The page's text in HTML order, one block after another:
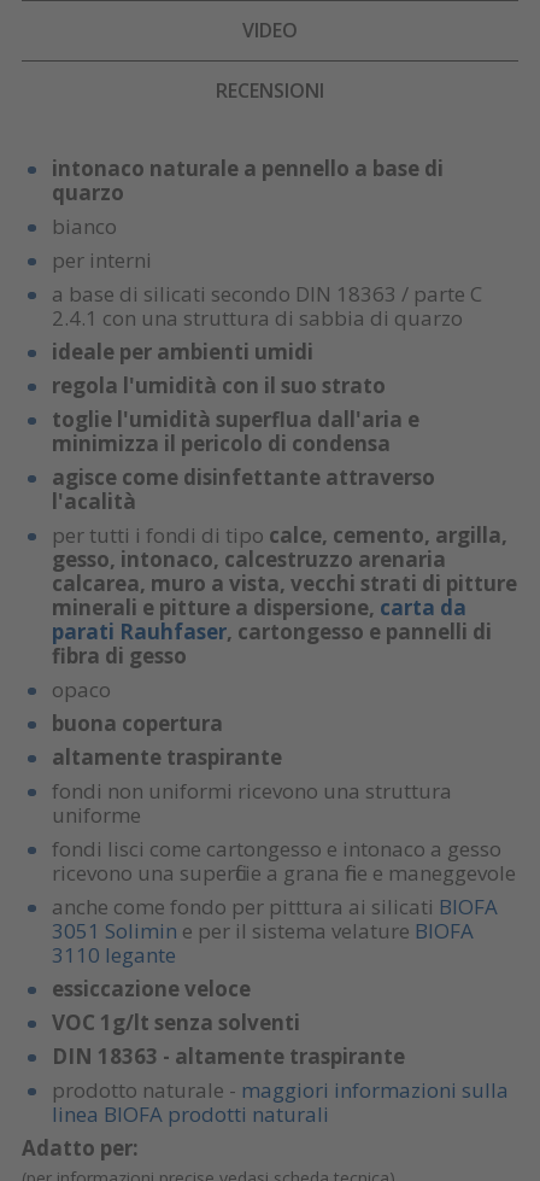
VIDEO
RECENSIONI
intonaco naturale a pennello a base di
quarzo
bianco
per interni
a base di silicati secondo DIN 18363 / parte C
2.4.1 con una struttura di sabbia di quarzo
ideale per ambienti umidi
regola l'umidità con il suo strato
toglie l'umidità superflua dall'aria e
minimizza il pericolo di condensa
agisce come disinfettante attraverso
l'acalità
per tutti i fondi di tipo calce, cemento, argilla,
gesso, intonaco, calcestruzzo arenaria
calcarea, muro a vista, vecchi strati di pitture
minerali e pitture a dispersione, carta da
parati Rauhfaser, cartongesso e pannelli di
fibra di gesso
opaco
buona copertura
altamente traspirante
fondi non uniformi ricevono una struttura
uniforme
fondi lisci come cartongesso e intonaco a gesso
ricevono una superficie a grana fine e maneggevole
anche come fondo per pitttura ai silicati BIOFA
3051 Solimin e per il sistema velature BIOFA
3110 legante
essiccazione veloce
VOC 1g/lt senza solventi
DIN 18363 - altamente traspirante
prodotto naturale - maggiori informazioni sulla
linea BIOFA prodotti naturali
Adatto per: